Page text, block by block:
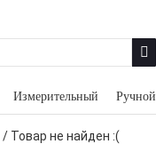
Измерительный Ручной
/ Товар не найден :(